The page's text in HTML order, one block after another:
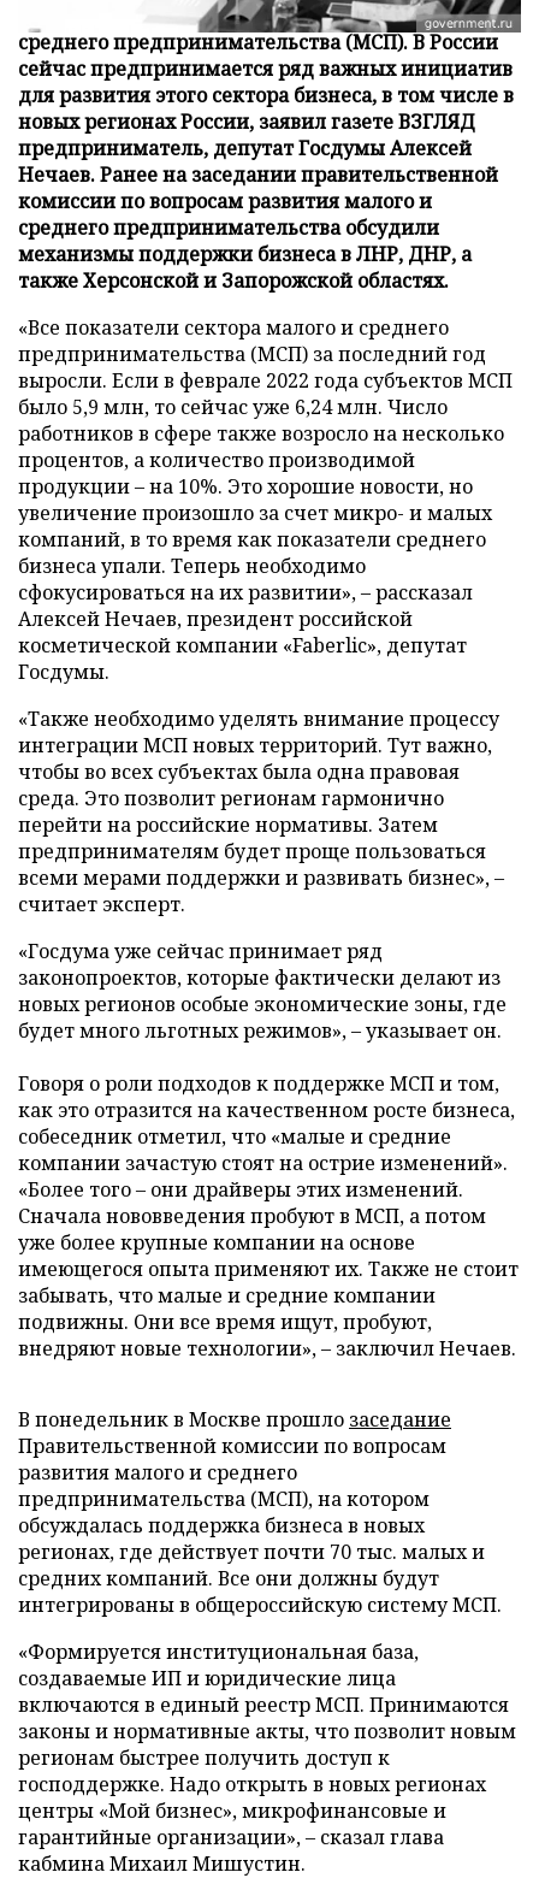
В России отмечен рост числа компаний малого и
среднего предпринимательства (МСП). В России
сейчас предпринимается ряд важных инициатив
для развития этого сектора бизнеса, в том числе в
новых регионах России, заявил газете ВЗГЛЯД
предприниматель, депутат Госдумы Алексей
Нечаев. Ранее на заседании правительственной
комиссии по вопросам развития малого и
среднего предпринимательства обсудили
механизмы поддержки бизнеса в ЛНР, ДНР, а
также Херсонской и Запорожской областях.
«Все показатели сектора малого и среднего
предпринимательства (МСП) за последний год
выросли. Если в феврале 2022 года субъектов МСП
было 5,9 млн, то сейчас уже 6,24 млн. Число
работников в сфере также возросло на несколько
процентов, а количество производимой
продукции – на 10%. Это хорошие новости, но
увеличение произошло за счет микро- и малых
компаний, в то время как показатели среднего
бизнеса упали. Теперь необходимо
сфокусироваться на их развитии», – рассказал
Алексей Нечаев, президент российской
косметической компании «Faberlic», депутат
Госдумы.
«Также необходимо уделять внимание процессу
интеграции МСП новых территорий. Тут важно,
чтобы во всех субъектах была одна правовая
среда. Это позволит регионам гармонично
перейти на российские нормативы. Затем
предпринимателям будет проще пользоваться
всеми мерами поддержки и развивать бизнес», –
считает эксперт.
«Госдума уже сейчас принимает ряд
законопроектов, которые фактически делают из
новых регионов особые экономические зоны, где
будет много льготных режимов», – указывает он.
Говоря о роли подходов к поддержке МСП и том,
как это отразится на качественном росте бизнеса,
собеседник отметил, что «малые и средние
компании зачастую стоят на острие изменений».
«Более того – они драйверы этих изменений.
Сначала нововведения пробуют в МСП, а потом
уже более крупные компании на основе
имеющегося опыта применяют их. Также не стоит
забывать, что малые и средние компании
подвижны. Они все время ищут, пробуют,
внедряют новые технологии», – заключил Нечаев.
В понедельник в Москве прошло заседание
Правительственной комиссии по вопросам
развития малого и среднего
предпринимательства (МСП), на котором
обсуждалась поддержка бизнеса в новых
регионах, где действует почти 70 тыс. малых и
средних компаний. Все они должны будут
интегрированы в общероссийскую систему МСП.
«Формируется институциональная база,
создаваемые ИП и юридические лица
включаются в единый реестр МСП. Принимаются
законы и нормативные акты, что позволит новым
регионам быстрее получить доступ к
господдержке. Надо открыть в новых регионах
центры «Мой бизнес», микрофинансовые и
гарантийные организации», – сказал глава
кабмина Михаил Мишустин.